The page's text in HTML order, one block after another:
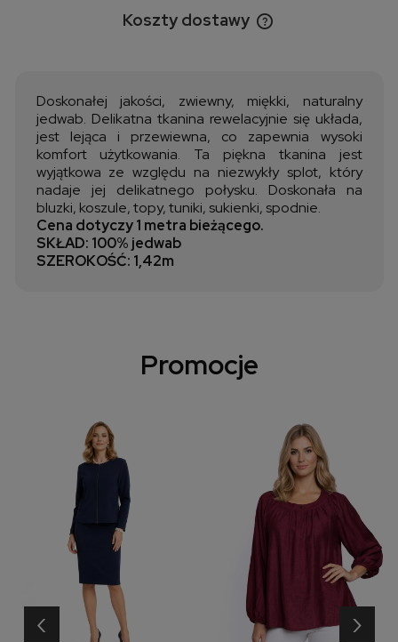
Koszty dostawy
Cena nie zawiera ewentualnych kosztów płatności
Doskonałej jakości, zwiewny, miękki, naturalny
jedwab. Delikatna tkanina rewelacyjnie się układa,
jest lejąca i przewiewna, co zapewnia wysoki
komfort użytkowania. Ta piękna tkanina jest
wyjątkowa ze względu na niezwykły splot, który
nadaje jej delikatnego połysku. Doskonała na
bluzki, koszule, topy, tuniki, sukienki, spodnie.
Cena dotyczy 1 metra bieżącego.
SKŁAD: 100% jedwab
SZEROKOŚĆ: 1,42m
Promocje
‹ ›